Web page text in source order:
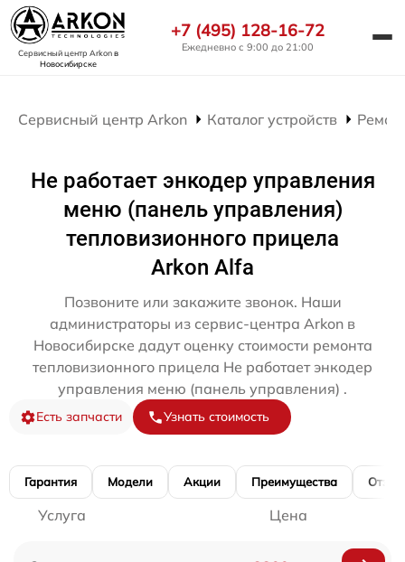
Сервисный центр Arkonв
Новосибирске
+7 (495) 128-16-72
Ежедневно с 9:00 до 21:00
Сервисный центр Arkon Каталог устройств
Не работает энкодер управления
меню (панель управления)
тепловизионного прицела
Arkon Alfa
Позвоните или закажите звонок. Наши
администраторы из сервис-центра Arkon в
Новосибирске дадут оценку стоимости ремонта
тепловизионного прицела Не работает энкодер
управления меню (панель управления) .
Есть запчасти Узнать стоимость
Гарантия Модели Акции Преимущества
Услуга Цена